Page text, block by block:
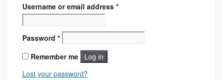
Username or email address *
Password *
Remember me
Log in
Lost your password?